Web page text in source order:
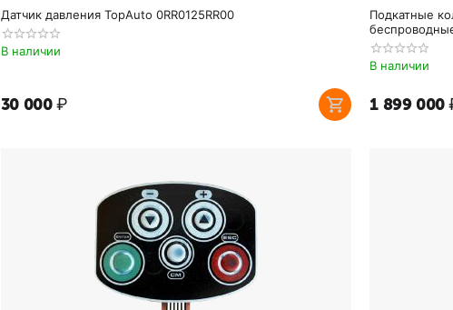
Датчик давления TopAuto 0RR0125RR00
В наличии
30 000 ₽
Подкатные
В наличии
1 899 000